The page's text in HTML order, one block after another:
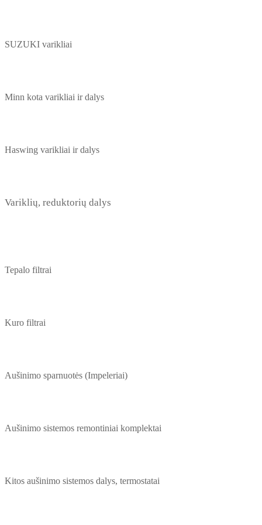
SUZUKI varikliai
Minn kota varikliai ir dalys
Haswing varikliai ir dalys
Variklių, reduktorių dalys
Tepalo filtrai
Kuro filtrai
Aušinimo sparnuotės (Impeleriai)
Aušinimo sistemos remontiniai komplektai
Kitos aušinimo sistemos dalys, termostatai